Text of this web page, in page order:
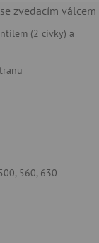
(2 cívky) a
560, 630